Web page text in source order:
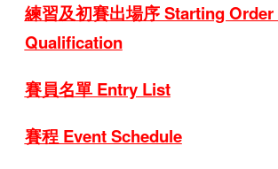
練習及初賽出場序 Starting
Qualification
賽員名單 Entry List
賽程 Event Schedule